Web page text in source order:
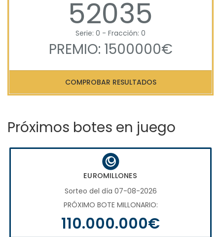
52035
Serie: 0 - Fracción: 0
PREMIO: 1500000€
COMPROBAR RESULTADOS
Próximos botes en juego
EUROMILLONES
Sorteo del día 07-08-2026
PRÓXIMO BOTE MILLONARIO:
110.000.000€